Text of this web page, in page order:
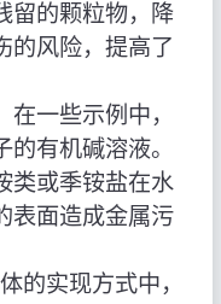
留的颗粒物，降
的风险，提高了
一些示例中，
有机碱溶液。
类或季铵盐在水
表面造成金属污
的实现方式中，